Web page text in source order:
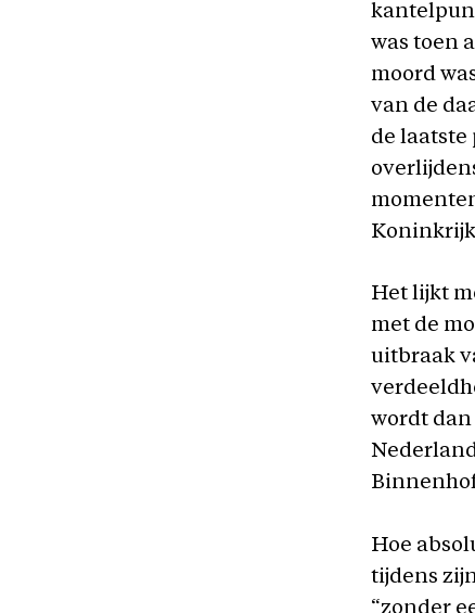
was toen
moord
van de
de laatste
Het lijkt
met de
uitbraak
wordt dan
Hoe
tijdens